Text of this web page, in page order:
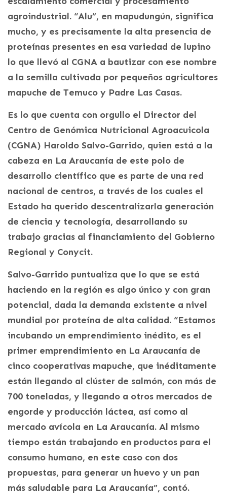
agroindustrial. “Alu”, en mapudungún, significa
mucho, y es precisamente la alta presencia de
proteínas presentes en esa variedad de lupino
lo que llevó al CGNA a bautizar con ese nombre
a la semilla cultivada por pequeños agricultores
mapuche de Temuco y Padre Las Casas.
Es lo que cuenta con orgullo el Director del
Centro de Genómica Nutricional Agroacuicola
(CGNA) Haroldo Salvo-Garrido, quien está a la
cabeza en La Araucanía de este polo de
desarrollo científico que es parte de una red
nacional de centros, a través de los cuales el
Estado ha querido descentralizarla generación
de ciencia y tecnología, desarrollando su
trabajo gracias al financiamiento del Gobierno
Regional y Conycit.
Salvo-Garrido puntualiza que lo que se está
haciendo en la región es algo único y con gran
potencial, dada la demanda existente a nivel
mundial por proteína de alta calidad. “Estamos
incubando un emprendimiento inédito, es el
primer emprendimiento en La Araucanía de
cinco cooperativas mapuche, que inéditamente
están llegando al clúster de salmón, con más de
700 toneladas, y llegando a otros mercados de
engorde y producción láctea, así como al
mercado avícola en La Araucanía. Al mismo
tiempo están trabajando en productos para el
consumo humano, en este caso con dos
propuestas, para generar un huevo y un pan
más saludable para La Araucanía”, contó.